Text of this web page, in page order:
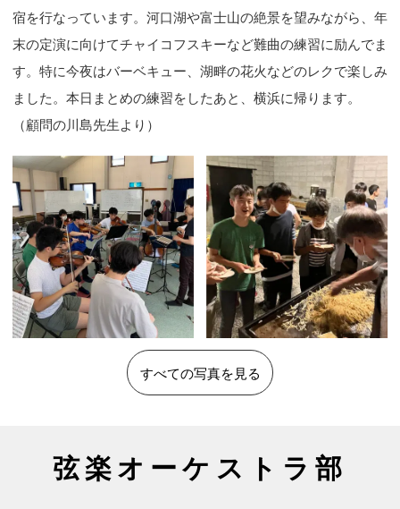
宿を行なっています。河口湖や富士山の絶景を望みながら、年
末の定演に向けてチャイコフスキーなど難曲の練習に励んでま
す。特に今夜はバーベキュー、湖畔の花火などのレクで楽しみ
ました。本日まとめの練習をしたあと、横浜に帰ります。
すべての写真を見る
弦楽オーケストラ部